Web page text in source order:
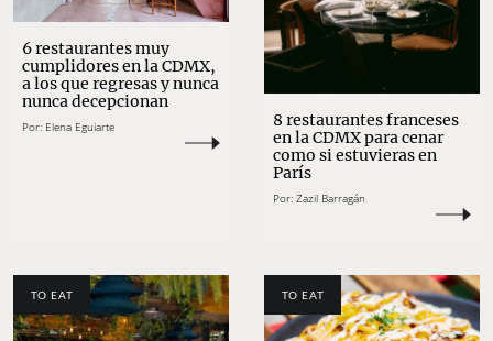
6 restaurantes muy
cumplidores en la CDMX,
a los que regresas y nunca
nunca decepcionan
Por: Elena Eguiarte
8 restaurantes franceses
en la CDMX para cenar
como si estuvieras en
París
Por: Zazil Barragán
TO EAT TO EAT